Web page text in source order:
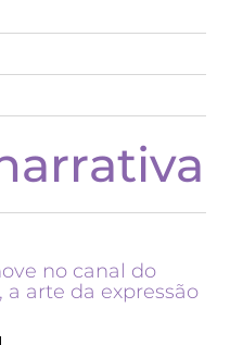
no canal do
a arte da expressão